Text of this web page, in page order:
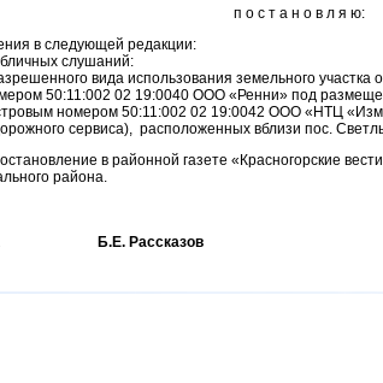
п о с т а н о в л я ю:
в следующей редакции:
слушаний:
вида использования земельного
50:11:002 02 19:0040 ООО «Ренни» под
номером 50:11:002 02 19:0042 ООО «НТЦ
сервиса), расположенных вблизи пос.
в районной газете «Красногорские
района.
Б.Е. Рассказов